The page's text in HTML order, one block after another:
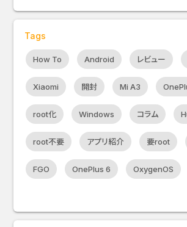
Tags
How To Android レビュー
Xiaomi 開封 Mi A3
root化 Windows コラム
root不要 アプリ紹介 要root
FGO OnePlus 6 OxygenOS